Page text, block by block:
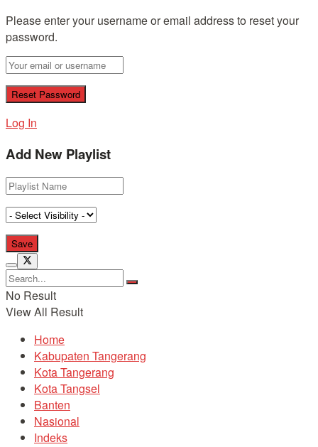
Please enter your username or email address to reset your
password.
Log In
Add New Playlist
No Result
View All Result
Home
Kabupaten Tangerang
Kota Tangerang
Kota Tangsel
Banten
Nasional
Indeks